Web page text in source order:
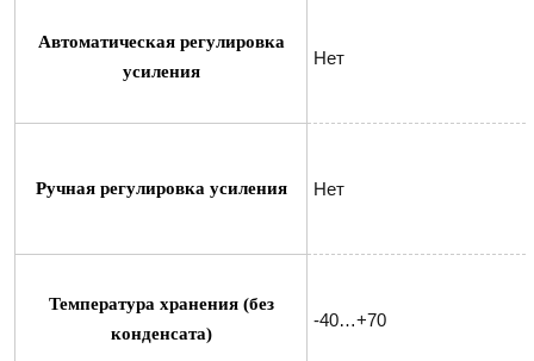
Автоматическая регулировка
усиления
Нет
Ручная регулировка усиления Нет
Температура хранения (без
конденсата)
-40…+70